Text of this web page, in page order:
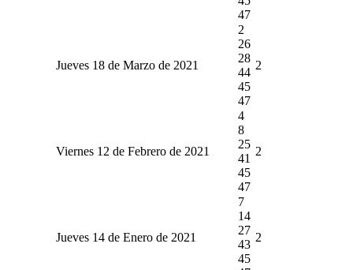
47
Jueves 18 de Marzo de 2021
2
26
28
44
45
47
2
Viernes 12 de Febrero de 2021
4
8
25
41
45
47
2
Jueves 14 de Enero de 2021
7
14
27
43
45
2